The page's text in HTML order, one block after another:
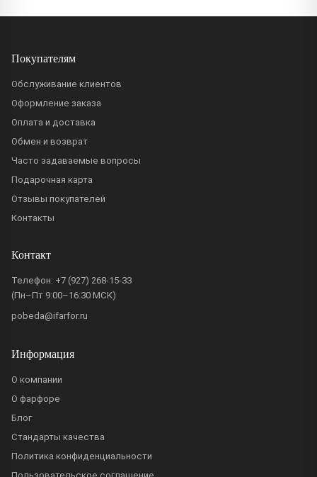
Покупателям
Обслуживание клиентов
Оформление заказа
Оплата и доставка
Обмен и возврат
Часто задаваемые вопросы
Подарочная карта
Отзывы покупателей
Контакты
Контакт
Телефон: +7 (927) 268-15-33
(Пн–Пт 9:00–16:30 МСК)
pobeda@ifarfor.ru
Информация
О компании
О фарфоре
Блог
Стандарты качества
Политика конфиденциальности